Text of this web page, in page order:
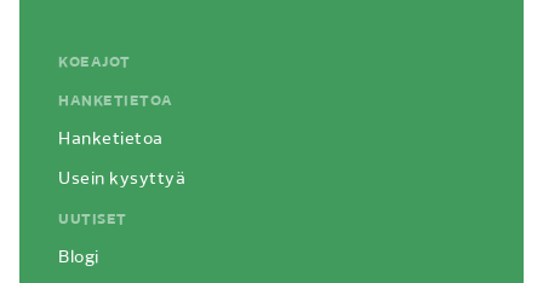
KOEAJOT
HANKETIETOA
Hanketietoa
Usein kysyttyä
UUTISET
Blogi